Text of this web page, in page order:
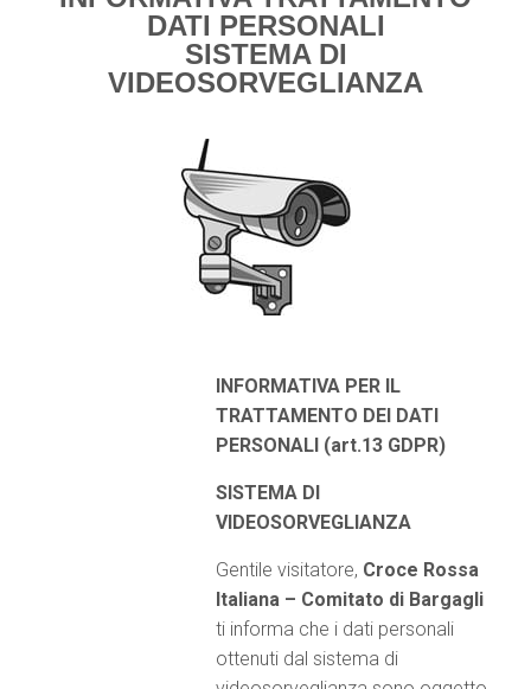
DATI PERSONALI
SISTEMA DI
VIDEOSORVEGLIANZA
INFORMATIVA PER IL
TRATTAMENTO DEI DATI
PERSONALI (art.13 GDPR)
SISTEMA DI
VIDEOSORVEGLIANZA
Gentile visitatore, Croce Rossa
Italiana – Comitato di Bargagli
ti informa che i dati personali
ottenuti dal sistema di